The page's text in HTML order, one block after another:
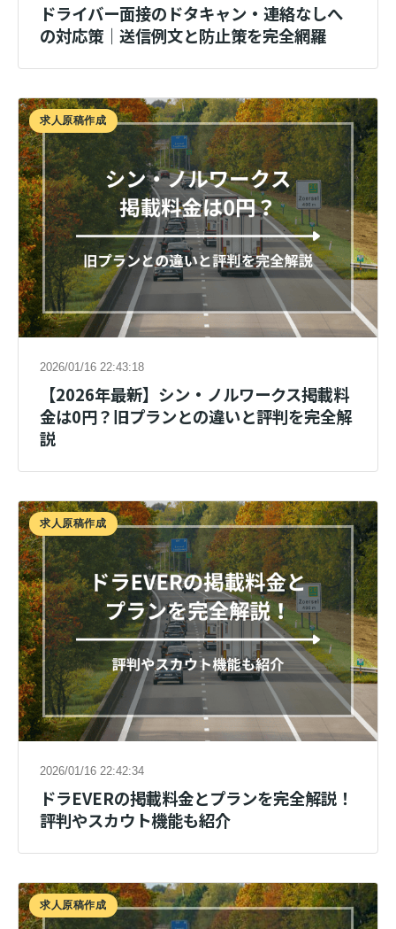
ドライバー面接のドタキャン・連絡なしへ
の対応策｜送信例文と防止策を完全網羅
求人原稿作成
2026/01/16 22:43:18
【2026年最新】シン・ノルワークス掲載料
金は0円？旧プランとの違いと評判を完全解
説
求人原稿作成
2026/01/16 22:42:34
ドラEVERの掲載料金とプランを完全解説！
評判やスカウト機能も紹介
求人原稿作成